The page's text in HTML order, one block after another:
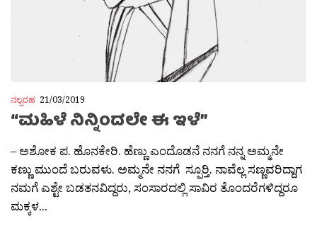
ನಲ್ಬರಹ 21/03/2019
“ಮಹಿಳೆ ನಿನ್ನಿಂದಲೇ ಈ ಇಳೆ”
– ಅಶೋಕ ಪ. ಹೊನಕೇರಿ. ಹೆಣ್ಣು ಎಂದೊಡನೆ ನನಗೆ ನನ್ನ ಅಮ್ಮನೇ
ಕಣ್ಣು ಮುಂದೆ ಬರುವಳು. ಅಮ್ಮನೇ ನನಗೆ ಸ್ಪೂರ‍್ತಿ. ನಾವೆಲ್ಲ ಸಣ್ಣವರಿದ್ದಾಗ
ನಮಗೆ ಎಶ್ಟೇ ಬಡತನವಿದ್ದರು, ಸಂಸಾರದಲ್ಲಿ ಸಾವಿರ ತೊಂದರೆಗಳಿದ್ದರೂ
ಮಕ್ಕಳ...